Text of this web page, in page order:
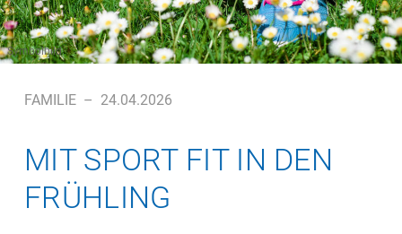
Symbolbild
FAMILIE – 24.04.2026
MIT SPORT FIT IN DEN
FRÜHLING